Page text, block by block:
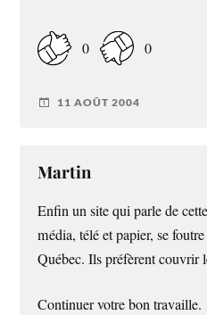
0 0
11 AOÛT 2004
Martin
Enfin un site qui parle de
média, télé et papier, se
Québec. Ils préfèrent couvrir
Continuer votre bon travaille.